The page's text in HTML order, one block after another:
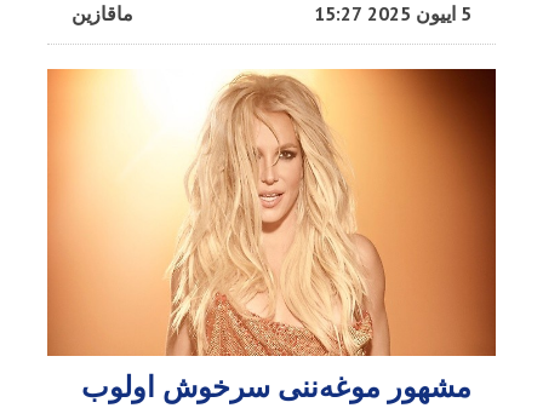
ماقازین 5 اییون 2025 15:27
مشهور موغه‌ننی سرخوش اولوب